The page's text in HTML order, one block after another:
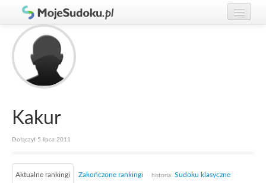
Graj w Sudoku!
Zasady Sudoku
Rankingi
Gracze
Kakur
Dołączył 5 lipca 2011
Aktualne rankingi Zakończone rankingi historia: Sudoku klasyczne